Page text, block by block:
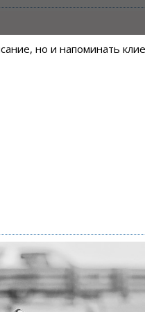
но и напоминать